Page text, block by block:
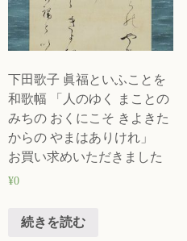
下田歌子 眞福といふことを
和歌幅 「人のゆく まことの
みちの おくにこそ きよきた
からの やまはありけれ」
お買い求めいただきました
¥0
続きを読む